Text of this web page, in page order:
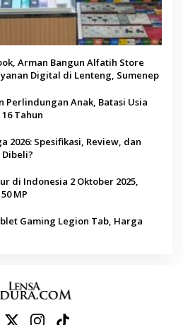
Arman Bangun Alfatih Store
Digital di Lenteng, Sumenep
Perlindungan Anak, Batasi Usia
Tahun
2026: Spesifikasi, Review, dan
di Indonesia 2 Oktober 2025,
MP
Gaming Legion Tab, Harga